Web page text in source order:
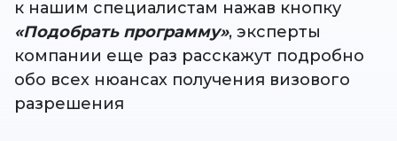
к нашим специалистам нажав кнопку
«Подобрать программу», эксперты
компании еще раз расскажут подробно
обо всех нюансах получения визового
разрешения